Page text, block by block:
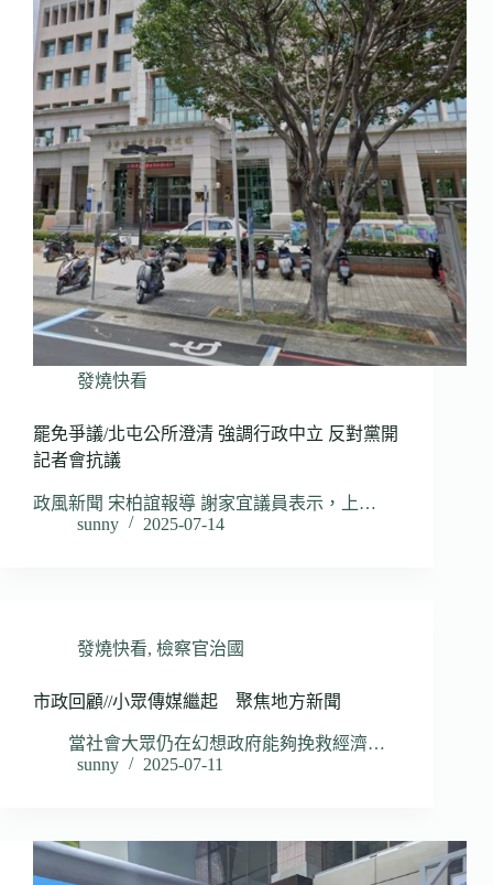
發燒快看
罷免爭議/北屯公所澄清 強調行政中立 反對黨開
記者會抗議
政風新聞 宋柏誼報導 謝家宜議員表示，上…
sunny
2025-07-14
發燒快看, 檢察官治國
市政回顧//小眾傳媒繼起 聚焦地方新聞
當社會大眾仍在幻想政府能夠挽救經濟…
sunny
2025-07-11